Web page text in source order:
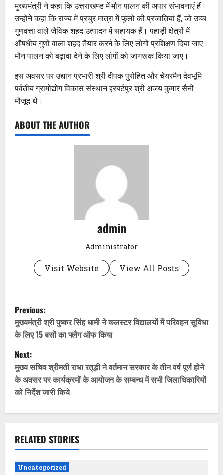
मुख्यमंत्री ने कहा कि उत्तराखण्ड में मौन पालन की अपार संभावनाएं हैं।
उन्होंने कहा कि राज्य में प्रचुर मात्रा में फूलों की प्रजातियां हैं, जो उच्च
गुणवत्ता वाले जैविक शहद उत्पादन में सहायक हैं। पहाड़ी क्षेत्रों में
औषधीय गुणों वाला शहद तैयार करने के लिए लोगों प्रशिक्षण दिया जाए।
मौन पालन को बढ़ावा देने के लिए लोगों को जागरूक किया जाए।
इस अवसर पर उद्यान प्रभारी श्री दीपक पुरोहित और चेयरमैन देवभूमि
पर्वतीय ग्रामोद्योग विकास संस्थान हरबर्टपुर श्री अजय कुमार सैनी
मौजूद थे।
ABOUT THE AUTHOR
admin
Administrator
Visit Website View All Posts
P
o
s
t
n
a
v
i
Previous:
मुख्यमंत्री श्री पुष्कर सिंह धामी ने कलस्टर विद्यालयों में परिवहन सुविधा
के लिए 15 बसों का फ्लैग ऑफ किया
Next:
मुख्य सचिव श्रीमती राधा रतूड़ी ने वर्तमान सरकार के तीन वर्ष पूर्ण होने
के अवसर पर कार्यक्रमों के आयोजन के सम्बन्ध में सभी जिलाधिकारियों
को निर्देश जारी किये
RELATED STORIES
Uncategorized